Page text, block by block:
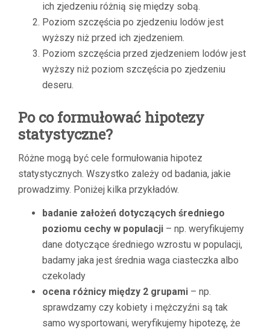
ich zjedzeniu różnią się między sobą.
Poziom szczęścia po zjedzeniu lodów jest
wyższy niż przed ich zjedzeniem.
Poziom szczęścia przed zjedzeniem lodów jest
wyższy niż poziom szczęścia po zjedzeniu
deseru.
Po co formułować hipotezy
statystyczne?
Różne mogą być cele formułowania hipotez
statystycznych. Wszystko zależy od badania, jakie
prowadzimy. Poniżej kilka przykładów.
badanie założeń dotyczących średniego
poziomu cechy w populacji – np. weryfikujemy
dane dotyczące średniego wzrostu w populacji,
badamy jaka jest średnia waga ciasteczka albo
czekolady
ocena różnicy między 2 grupami – np.
sprawdzamy czy kobiety i mężczyźni są tak
samo wysportowani, weryfikujemy hipotezę, że